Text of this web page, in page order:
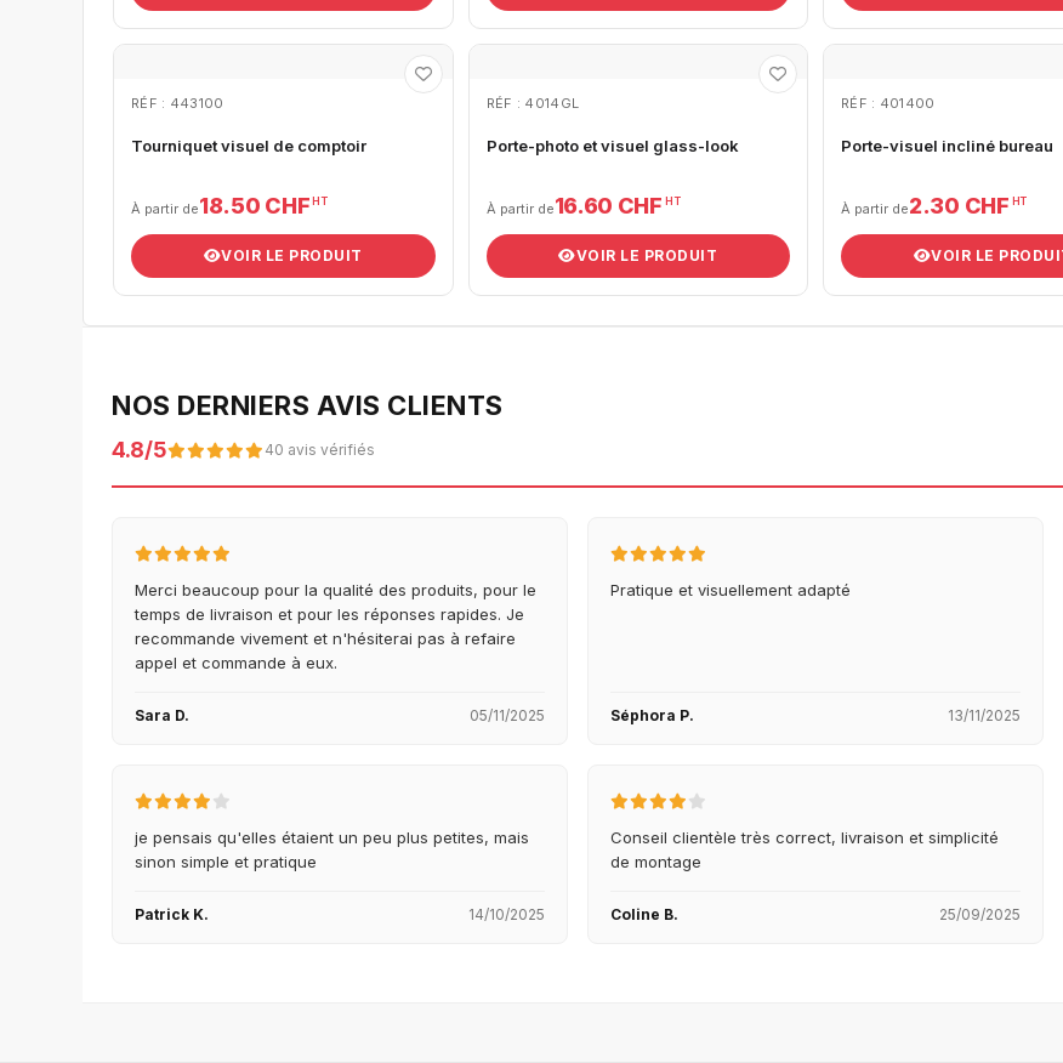
RÉF : 443100
Tourniquet visuel de comptoir
À partir de18.50 CHF HT
VOIR LE PRODUIT
RÉF : 4014GL
Porte-photo et visuel glass-look
À partir de16.60 CHF HT
VOIR LE PRODUIT
RÉF : 401400
Porte-visuel incliné bureau
À partir de2.30 CHF HT
VOIR LE
NOS DERNIERS AVIS CLIENTS
4.8/5 40 avis vérifiés
Merci beaucoup pour la qualité des produits, pour le
temps de livraison et pour les réponses rapides. Je
recommande vivement et n'hésiterai pas à refaire
appel et commande à eux.
Sara D. 05/11/2025
Pratique et visuellement adapté
Séphora P. 13/11/2025
je pensais qu'elles étaient un peu plus petites, mais
sinon simple et pratique
Patrick K. 14/10/2025
Conseil clientèle très correct, livraison et simplicité
de montage
Coline B. 25/09/2025